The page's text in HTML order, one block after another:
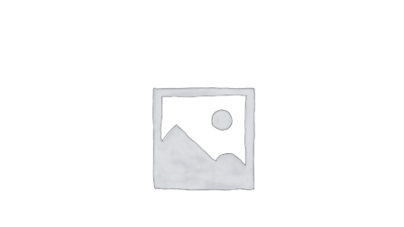
Política de privacidade